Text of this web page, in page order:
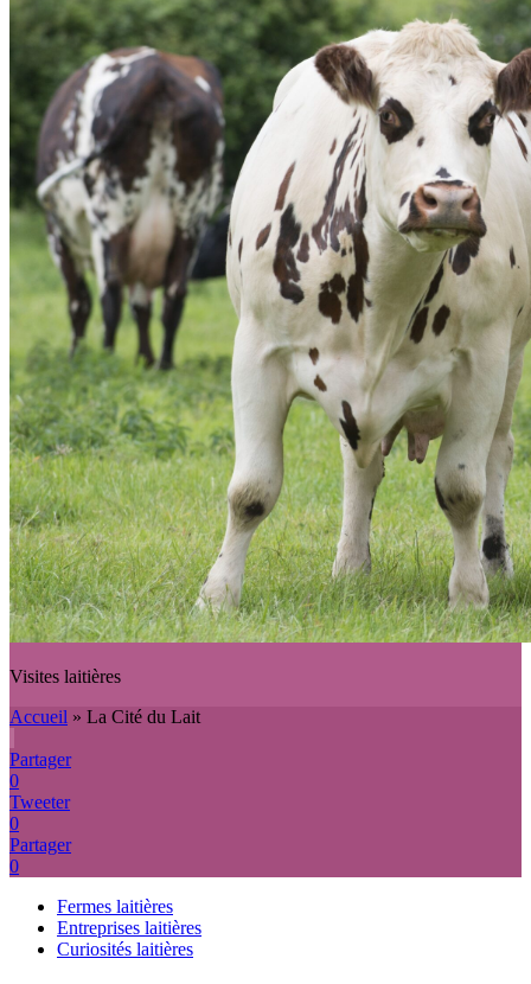
Visites laitières
Accueil » La Cité du Lait
Partager
0
Tweeter
0
Partager
0
Fermes laitières
Entreprises laitières
Curiosités laitières